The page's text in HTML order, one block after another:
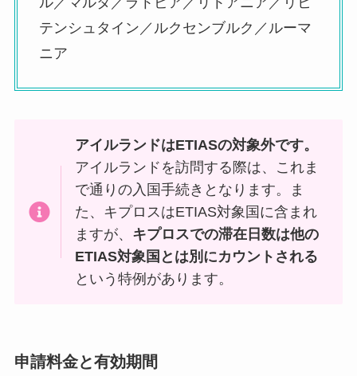
テンシュタイン／ルクセンブルク／ルーマ
ニア
アイルランドはETIASの対象外です。
アイルランドを訪問する際は、これま
で通りの入国手続きとなります。ま
た、キプロスはETIAS対象国に含まれ
ますが、 キプロスでの滞在日数は他の
ETIAS対象国とは別にカウントされる
という特例があります。
申請料金と有効期間